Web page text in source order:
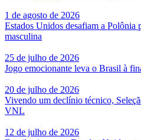
1 de agosto de 2026
Estados Unidos desafiam a
masculina
25 de julho de 2026
Jogo emocionante leva o Brasil à
20 de julho de 2026
Vivendo um declínio técnico,
VNL
12 de julho de 2026